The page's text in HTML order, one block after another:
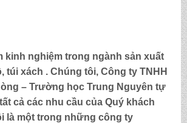
kinh nghiệm trong ngành sản xuất
túi xách . Chúng tôi, Công ty TNHH
– Trường học Trung Nguyên tự
cả các nhu cầu của Quý khách
là một trong những công ty